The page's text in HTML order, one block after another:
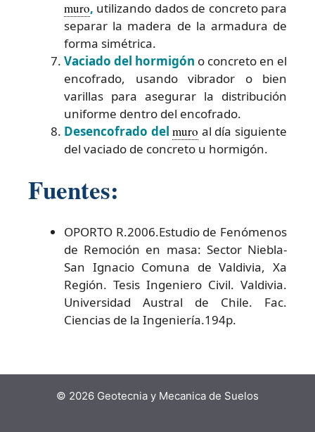
muro, utilizando dados de concreto para
separar la madera de la armadura de
forma simétrica.
Vaciado del hormigón o concreto en el
encofrado, usando vibrador o bien
varillas para asegurar la distribución
uniforme dentro del encofrado.
Desencofrado delmuro al día siguiente
del vaciado de concreto u hormigón.
Fuentes:
OPORTO R.2006.Estudio de Fenómenos
de Remoción en masa: Sector Niebla-
San Ignacio Comuna de Valdivia, Xa
Región. Tesis Ingeniero Civil. Valdivia.
Universidad Austral de Chile. Fac.
Ciencias de la Ingeniería.194p.
© 2026 Geotecnia y Mecanica de Suelos